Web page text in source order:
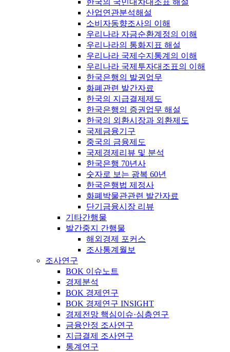
한국의 국민대차대조표 해설
산업연관분석해설
소비자동향조사의 이해
우리나라 자금순환계정의 이해
우리나라의 통화지표 해설
우리나라 국제수지통계의 이해
우리나라 국제투자대조표의 이해
한국은행의 발권업무
화폐관련 발간자료
한국의 지급결제제도
한국은행의 증권업무 해설
한국의 외환시장과 외환제도
국제금융기구
중국의 금융제도
국제경제리뷰 및 분석
한국은행 70년사
숫자로 보는 광복 60년
한국은행법 제정사
화폐박물관관련 발간자료
단기금융시장 리뷰
기타간행물
발간중지 간행물
해외경제 포커스
조사통계월보
조사연구
BOK 이슈노트
경제분석
BOK 경제연구
BOK 경제연구 INSIGHT
경제전망 핵심이슈·심층연구
금융안정 조사연구
지급결제 조사연구
통계연구